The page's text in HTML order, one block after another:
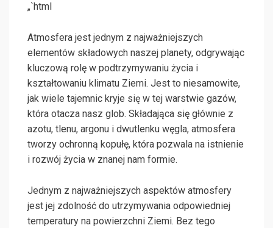
„`html
Atmosfera jest jednym z najważniejszych
elementów składowych naszej planety, odgrywając
kluczową rolę w podtrzymywaniu życia i
kształtowaniu klimatu Ziemi. Jest to niesamowite,
jak wiele tajemnic kryje się w tej warstwie gazów,
która otacza nasz glob. Składająca się głównie z
azotu, tlenu, argonu i dwutlenku węgla, atmosfera
tworzy ochronną kopułę, która pozwala na istnienie
i rozwój życia w znanej nam formie.
Jednym z najważniejszych aspektów atmosfery
jest jej zdolność do utrzymywania odpowiedniej
temperatury na powierzchni Ziemi. Bez tego